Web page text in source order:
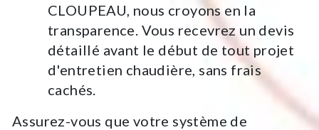
CLOUPEAU, nous croyons en la
transparence. Vous recevrez un devis
détaillé avant le début de tout projet
d'entretien chaudière, sans frais
cachés.
Assurez-vous que votre système de